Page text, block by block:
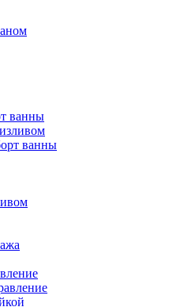
ванны
ванны